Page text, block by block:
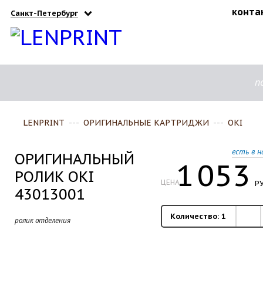
Санкт-Петербург
LENPRINT --- ОРИГИНАЛЬНЫЕ КАРТРИДЖИ --- OKI
ЦЕНА1053
есть в
Количество: 1
ОРИГИНАЛЬНЫЙ
РОЛИК OKI
43013001
ролик отделения